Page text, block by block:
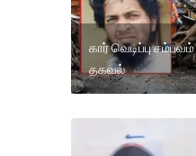
கார் வெடிப்பு
தகவல்